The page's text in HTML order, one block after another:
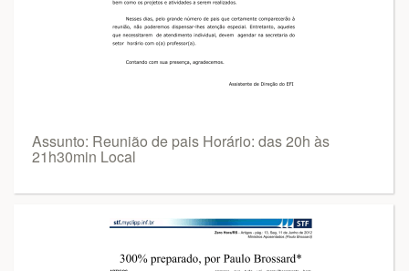
Assunto: Reunião de pais Horário: das 20h às
21h30min Local